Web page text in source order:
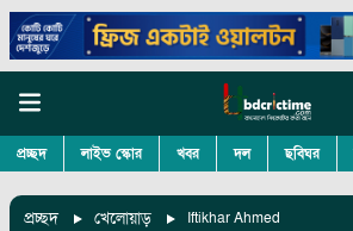
প্রচ্ছদ লাইভ স্কোর খবর দল ছবিঘর
প্রচ্ছদ খেলোয়াড় Iftikhar Ahmed